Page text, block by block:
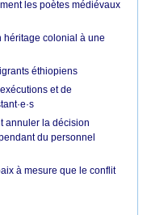
les poètes médiévaux
héritage colonial à une
éthiopiens
et de
annuler la décision
du personnel
à mesure que le conflit